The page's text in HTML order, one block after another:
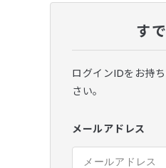
す
ログインIDをお持
さい。
メールアドレス